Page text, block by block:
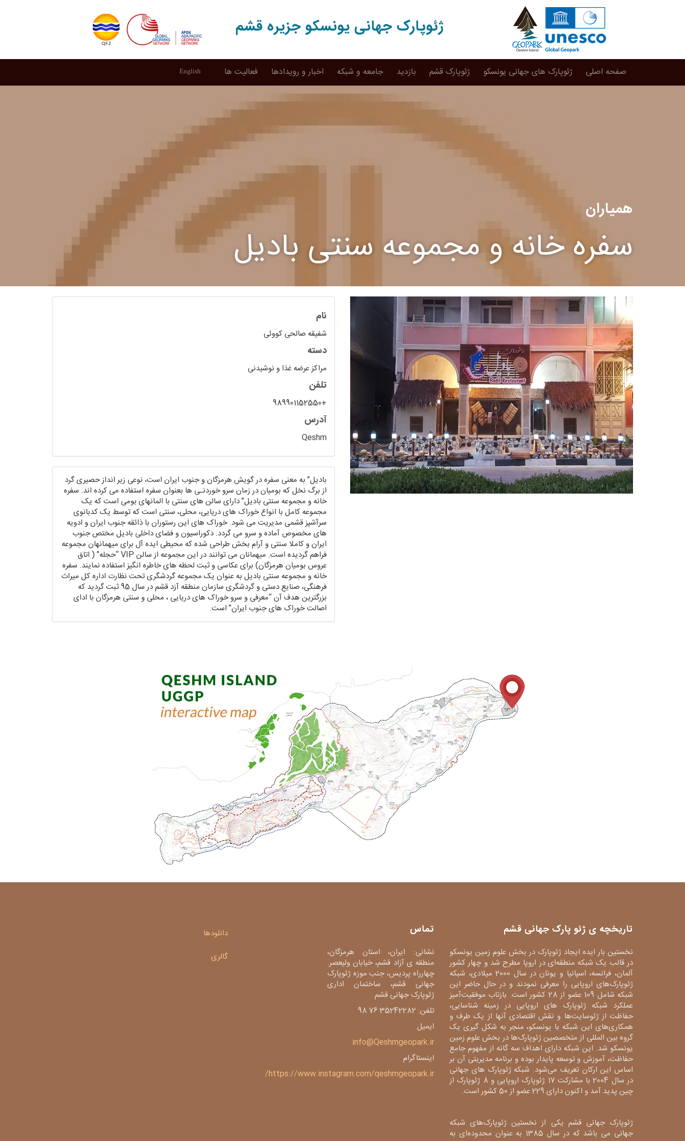
ژئوپارک جهانی یونسکو جزیره قشم
صفحه اصلی ژئوپارک های جهانی یونسکو ژئوپارک قشم بازدید جامعه و شبکه اخبار و رویدادها فعالیت ها English
همیاران
سفره خانه و مجموعه سنتی بادیل
نام
شفیقه صالحی کووئی
دسته
مراکز عرضه غذا و نوشیدنی
تلفن
+989901152550
آدرس
Qeshm
بادیل” به معنی سفره در گویش هرمزگان و جنوب ایران است، نوعی زیر انداز حصیری گرد
از برگ نخل که بومیان در زمان سرو خوردنـی ها بعنوان سفره استفاده می کرده اند. سفره
خانه و مجموعه سنتی بادیل” دارای سالن های سنتی با المانهای بومی است که یک
مجموعه کامل با انواع خوراک های دریایی، محلی، سنتی است که توسط یک کدبانوی
سرآشپز قشمی مدیریت می شود. خوراک های این رستوران با ذائقه جنوب ایران و ادویه
های مخصوص آماده و سرو می گردد. دکوراسیون و فضای داخلی بادیل مختص جنوب
ایران و کاملا سنتی و آرام بخش طراحی شده که محیطی ایده آل برای میهمانهان مجموعه
فراهم گردیده است. میهمانان می توانند در این مجموعه از سالن VIP “حجله” ( اتاق
عروس بومیان هرمزگان) برای عکاسی و ثبت لحظه های خاطره انگیز استفاده نمایند. سفره
خانه و مجموعه سنتی بادیل به عنوان یک مجموعه گردشگری تحت نظارت اداره کل میراث
فرهنگی، صنایع دستی و گردشگری سازمان منطقه آزد قشم در سال 95 ثبت گردید که
بزرگترین هدف آن “معرفی و سرو خوراک های دریایی ، محلی و سنتی هرمزگان با ادای
اصالت خوراک های جنوب ایران” است.
تاریخچه ی ژئو پارک جهانی قشم
نخستین بار ایده ایجاد ژئوپارک در بخش علوم زمین یونسکو
در قالب یک شبکه منطقه‌ای در اروپا مطرح شد و چهار کشور
آلمان، فرانسه، اسپانیا و یونان در سال 2000 میلادی، شبکه
ژئوپارک‌های اروپایی را معرفی نمودند و در حال حاضر این
شبکه شامل 109 عضو از 28 کشور است. بازتاب موفقیت‌آمیز
عملکرد شبکه ژئوپارک های اروپایی در زمینه شناسایی،
حفاظت از ژئوسایت‌ها و نقش اقتصادی آنها از یک طرف و
همکاری‌های این شبکه با یونسکو، منجر به شکل گیری یک
گروه بین المللی از متخصصین ژئوپارک‌ها در بخش علوم زمین
یونسکو شد. این شبکه دارای اهداف سه گانه از مفهوم جامع
حفاظت، آموزش و توسعه پایدار بوده و برنامه مدیریتی آن بر
اساس این ارکان تعریف می‌شود. شبکه ژئوپارک های جهانی
در سال 2004 با مشارکت 17 ژئوپارک اروپایی و 8 ژئوپارک از
چین پدید آمد و اکنون دارای 229 عضو از 50 کشور است.
ژئوپارک جهانی قشم یکی از نخستین ژئوپارک‌های شبکه
جهانی می باشد که در سال 1385 به عنوان محدوده‌ای به
تماس
نشانی: ایران، استان هرمزگان،
منطقه ی آزاد قشم، خیابان ولیعصر.
چهارراه پردیس، جنب موزه ژئوپارک
جهانی قشم، ساختمان اداری
ژئوپارک جهانی قشم
تلفن: 35242282 76 98
ایمیل
info@Qeshmgeopark.ir
اینستاگرام
https://www.instagram.com/qeshmgeopark.ir/
دانلودها
گالری